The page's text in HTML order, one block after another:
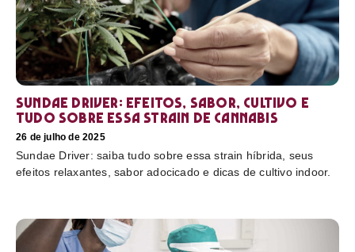
Sundae Driver: efeitos, sabor, cultivo e
tudo sobre essa strain de cannabis
26 de julho de 2025
Sundae Driver: saiba tudo sobre essa strain híbrida, seus
efeitos relaxantes, sabor adocicado e dicas de cultivo indoor.